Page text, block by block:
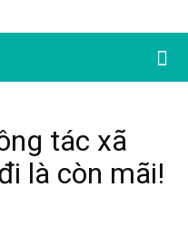
tác xã
là còn mãi!